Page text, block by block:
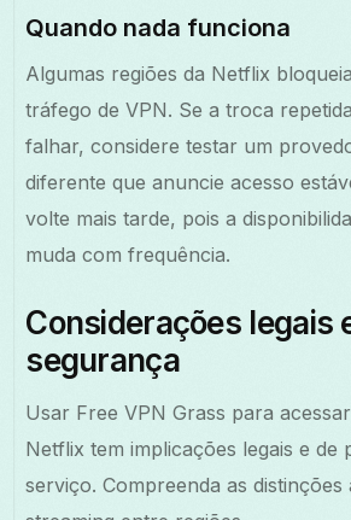
Quando nada funciona
Algumas regiões da Netflix
tráfego de VPN. Se a troca
falhar, considere testar um
diferente que anuncie acesso
volte mais tarde, pois a
muda com frequência.
Considerações legais
segurança
Usar Free VPN Grass para
Netflix tem implicações legais e de
serviço. Compreenda as